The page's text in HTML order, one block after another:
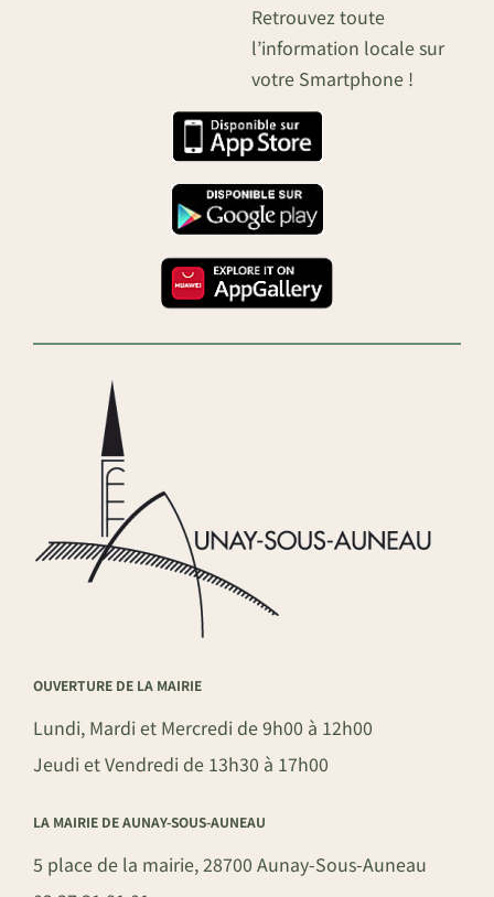
Retrouvez toute
l’information locale sur
votre Smartphone !
OUVERTURE DE LA MAIRIE
Lundi, Mardi et Mercredi de 9h00 à 12h00
Jeudi et Vendredi de 13h30 à 17h00
LA MAIRIE DE AUNAY-SOUS-AUNEAU
5 place de la mairie, 28700 Aunay-Sous-Auneau